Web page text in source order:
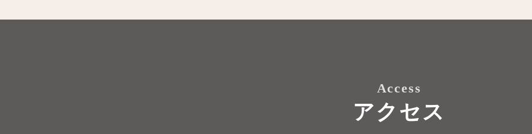
Access
アクセス